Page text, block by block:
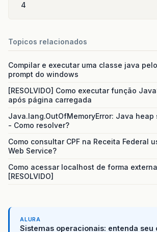
4
Topicos relacionados
Compilar e executar uma classe java pelo
prompt do windows
[RESOLVIDO] Como executar função
após página carregada
Java.lang.OutOfMemoryError: Java heap
- Como resolver?
Como consultar CPF na Receita Federal
Web Service?
Como acessar localhost de forma
[RESOLVIDO]
ALURA
Sistemas operacionais: entenda seu